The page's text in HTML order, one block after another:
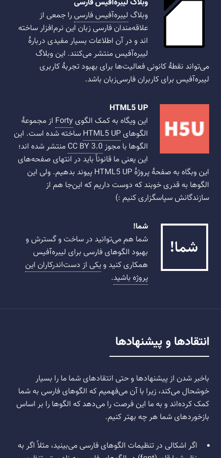
وبلاگ لیبره‌آفیس فارسی
وبلاگ لیبره‌آفیس فارسی را جمعی از
علاقه‌مندان فارسی زبان این نرم‌افزار ساخته
اند و در آن اطلاعات بسیار مفیدی دربارهٔ
لیبره‌آفیس منتشر می‌کنند. این وبلاگ
می‌تواند نقطهٔ کانونی فعالیت‌ها برای بهبود تجربهٔ کاربری
لیبره‌آفیس برای کاربران فارسی‌زبان باشد.
HTML5 UP
این ویگاه به کمک الگوی Forty از مجموعهٔ
الگوهای HTML5 UP ساخته شده است. این
الگوها با مجوز CC BY 3.0 منتشر شده اند؛
این یعنی ما قانوناً باید در انتهای صفحه‌های
این وبگاه به صفحهٔ پروژهٔ HTML5 UP پیوند بدهیم. ولی این
الگوها به قدری خوبند که دوست داریم که این‌جا هم از
سازندگانش سپاسگزاری کنیم :)
شما!
شما هم می‌توانید در ساخت و گسترش و
بهبود الگوهای فارسی برای لیبره‌آفیس
همکاری کنید و یکی از دست‌اندرکاران این
پروژه باشید.
انتقادها و پیشنهادها
باخبر شدن از پیشنهادها و حتی انتقادهای شما ما را بسیار
خوشحال می‌کند، زیرا با آن می‌فهمیم که الگوهای فارسی به شما
کمک کرده‌اند و به ما این فرصت را می‌دهد که الگوها را بر اساس
بازخوردهای شما هر چه بهتر کنیم.
اگر اشکالی در تنظیمات الگوهای فارسی می‌بینید، مثلاً اگر به